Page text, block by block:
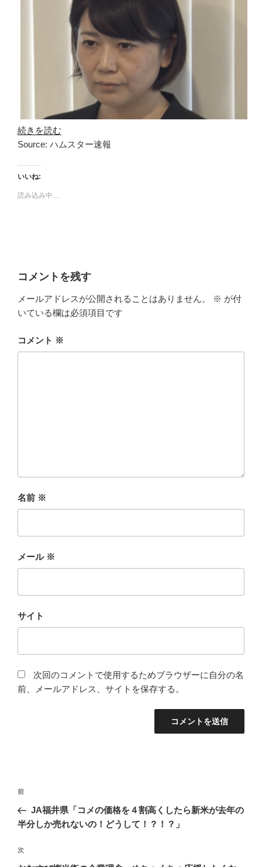
続きを読む
Source: ハムスター速報
いいね:
読み込み中…
コメントを残す
メールアドレスが公開されることはありません。 ※ が付
いている欄は必須項目です
コメント ※
名前 ※
メール ※
サイト
次回のコメントで使用するためブラウザーに自分の名
前、メールアドレス、サイトを保存する。
投
ナ
ゲ
前
の
投
前
JA福井県「コメの価格を４割高くしたら新米が去年の
半分しか売れないの！どうして！？！？」
次
の
次